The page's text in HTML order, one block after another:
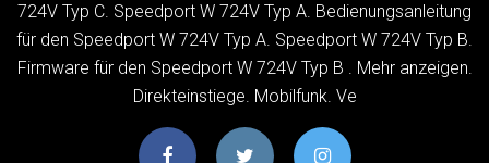
724V Typ C. Speedport W 724V Typ A. Bedienungsanleitung
für den Speedport W 724V Typ A. Speedport W 724V Typ B.
Firmware für den Speedport W 724V Typ B . Mehr anzeigen.
Direkteinstiege. Mobilfunk. Ve